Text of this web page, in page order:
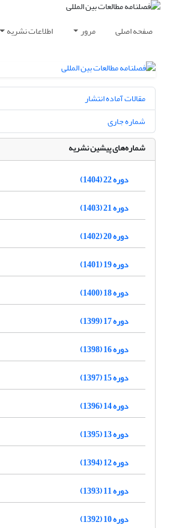
صفحه اصلی مرور اطلاعات نشریه
مقالات آماده انتشار
شماره جاری
شماره‌های پیشین نشریه
دوره 22 (1404)
دوره 21 (1403)
دوره 20 (1402)
دوره 19 (1401)
دوره 18 (1400)
دوره 17 (1399)
دوره 16 (1398)
دوره 15 (1397)
دوره 14 (1396)
دوره 13 (1395)
دوره 12 (1394)
دوره 11 (1393)
دوره 10 (1392)